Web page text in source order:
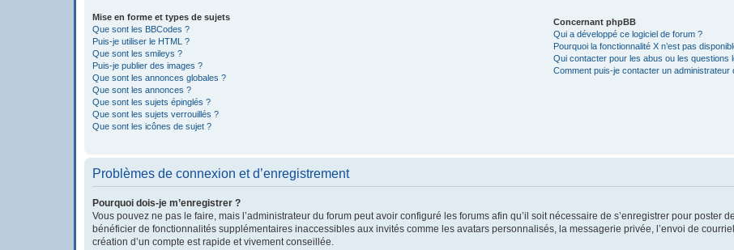
Mise en forme et types de sujets
Que sont les BBCodes ?
Puis-je utiliser le HTML ?
Que sont les smileys ?
Puis-je publier des images ?
Que sont les annonces globales ?
Que sont les annonces ?
Que sont les sujets épinglés ?
Que sont les sujets verrouillés ?
Que sont les icônes de sujet ?
Concernant phpBB
Qui a développé ce logiciel de forum ?
Pourquoi la fonctionnalité X n’est pas
Qui contacter pour les abus ou les questions
Comment puis-je contacter un administrateur
Problèmes de connexion et d’enregistrement
Pourquoi dois-je m’enregistrer ?
Vous pouvez ne pas le faire, mais l’administrateur du forum peut avoir configuré les forums afin qu’il soit nécessaire de s’enregistrer pour poster
bénéficier de fonctionnalités supplémentaires inaccessibles aux invités comme les avatars personnalisés, la messagerie privée, l’envoi de
création d’un compte est rapide et vivement conseillée.